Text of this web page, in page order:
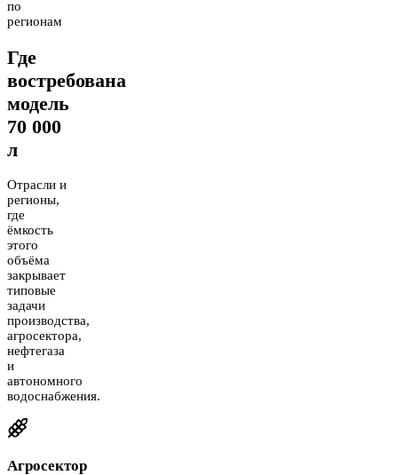
по
регионам
Где
востребована
модель
70 000
л
Отрасли и
регионы,
где
ёмкость
этого
объёма
закрывает
типовые
задачи
производства,
агросектора,
нефтегаза
и
автономного
водоснабжения.
Агросектор